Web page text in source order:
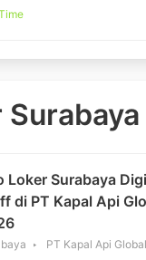
Surabaya
Loker Surabaya
di PT Kapal Api
PT Kapal Api Global